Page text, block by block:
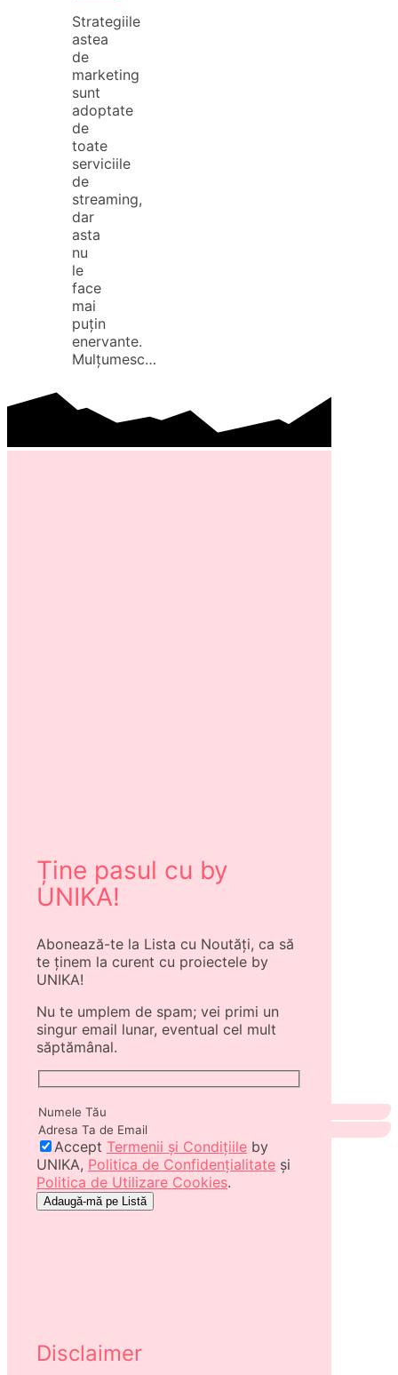
Strategiile
astea
de
marketing
sunt
adoptate
de
toate
serviciile
de
streaming,
dar
asta
nu
le
face
mai
puțin
enervante.
Mulțumesc…
Ține pasul cu by
UNIKA!
Abonează-te la Lista cu Noutăți, ca să
te ținem la curent cu proiectele by
UNIKA!
Nu te umplem de spam; vei primi un
singur email lunar, eventual cel mult
săptămânal.
Accept Termenii și Condițiile by
UNIKA, Politica de Confidențialitate și
Politica de Utilizare Cookies.
Disclaimer